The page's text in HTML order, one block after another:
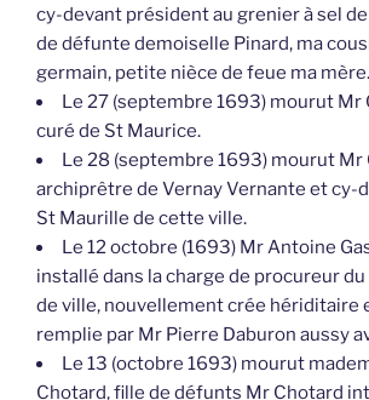
cy-devant président au grenier à sel
de défunte demoiselle Pinard, ma
germain, petite nièce de feue ma mère.
Le 27 (septembre 1693) mourut Mr
curé de St Maurice.
Le 28 (septembre 1693) mourut
archiprêtre de Vernay Vernante et cy-
St Maurille de cette ville.
Le 12 octobre (1693) Mr Antoine
installé dans la charge de procureur du
de ville, nouvellement crée hériditaire
remplie par Mr Pierre Daburon aussy
Le 13 (octobre 1693) mourut
Chotard, fille de défunts Mr Chotard